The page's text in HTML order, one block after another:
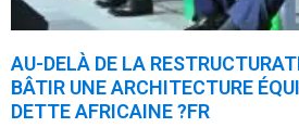
AU-DELÀ DE LA
BÂTIR UNE ARCHITECTURE
DETTE AFRICAINE ?FR